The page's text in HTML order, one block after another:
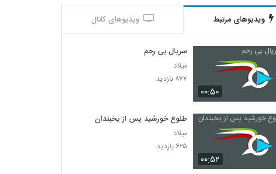
ویدیوهای مرتبط ویدیوهای کانال
۰۰:۵۰
سریال بی رحم
میلاد
۸۷۷ بازدید
۰۰:۵۲
طلوع خورشید پس از یخبندان
میلاد
۶۲۵ بازدید